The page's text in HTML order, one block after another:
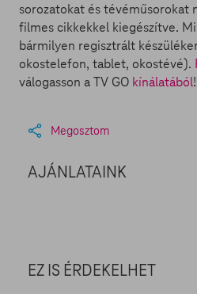
sorozatokat és tévéműsorokat
filmes cikkekkel kiegészítve.
bármilyen regisztrált
okostelefon, tablet, okostévé).
válogasson a TV GO kínálatából!
Megosztom
AJÁNLATAINK
EZ IS ÉRDEKELHET